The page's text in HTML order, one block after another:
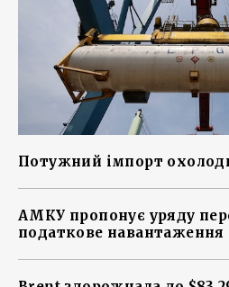
Потужний імпорт
АМКУ пропонує уряду
податкове навантаження